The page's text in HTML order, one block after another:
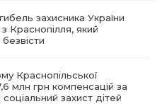
захисника України
Краснопілля, який
Краснопільської
млн грн компенсацій за
захист дітей